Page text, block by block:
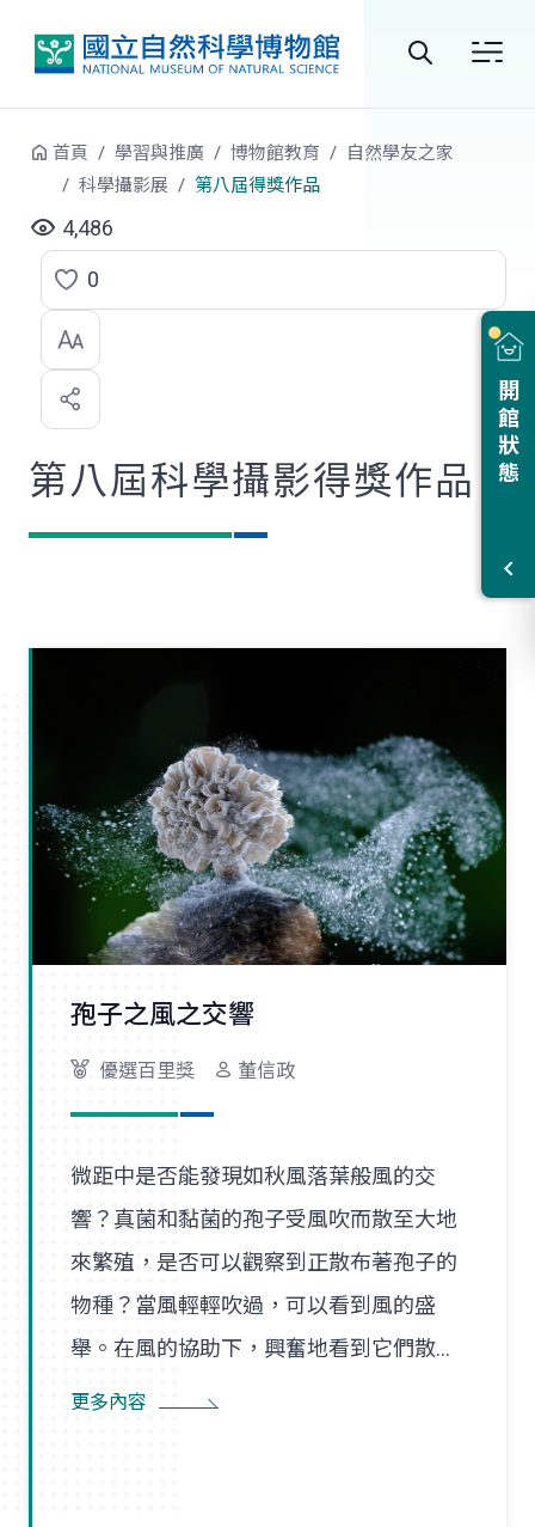
站
開館狀態
首頁 學習與推廣 博物館教育
自然學友之家
科學攝影展
第八屆得獎作品
4,486
點
選
喜
歡
0
第八屆科學攝影得獎作品
孢子之風之交響
優選百里獎 董信政
微距中是否能發現如秋風落葉般風的交
響？真菌和黏菌的孢子受風吹而散至大地
來繁殖，是否可以觀察到正散布著孢子的
物種？當風輕輕吹過，可以看到風的盛
舉。在風的協助下，興奮地看到它們散播
孢子的盛況，在精彩過程中也看到了風的
更多內容